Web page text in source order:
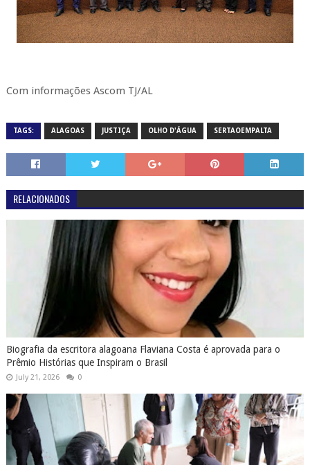
Com informações Ascom TJ/AL
TAGS: ALAGOAS JUSTIÇA OLHO D'ÁGUA SERTAOEMPALTA
RELACIONADOS
Biografia da escritora alagoana Flaviana Costa é aprovada para o
Prêmio Histórias que Inspiram o Brasil
July 21, 2026 0